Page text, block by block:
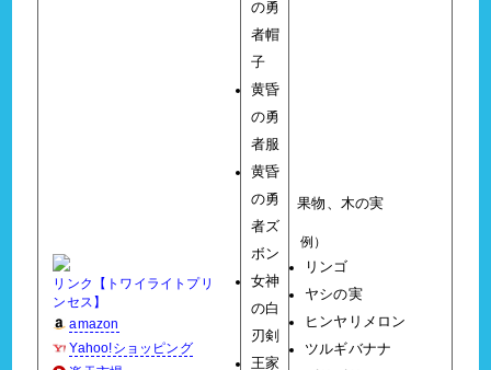
リンク【トワイライトプリ
ンセス】
amazon
Yahoo!ショッピング
の勇
者帽
子
黄昏
の勇
者服
黄昏
の勇
者ズ
ボン
女神
の白
刃剣
王家
果物、木の実
例）
リンゴ
ヤシの実
ヒンヤリメロン
ツルギバナナ